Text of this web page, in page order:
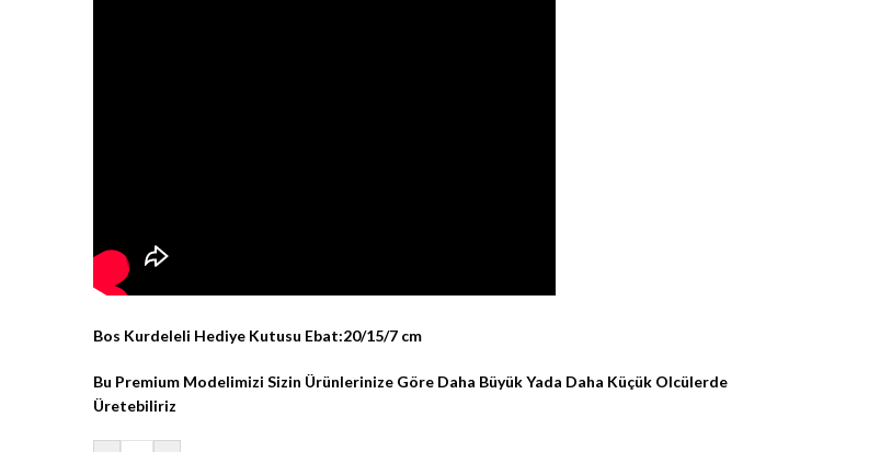
Bos Kurdeleli Hediye Kutusu Ebat:20/15/7 cm
Bu Premium Modelimizi Sizin Ürünlerinize Göre Daha Büyük Yada Daha Küçük Olcülerde
Üretebiliriz